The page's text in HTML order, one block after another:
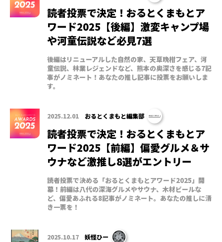
読者投票で決定！おるとくまもとア
ワード2025【後編】激変キャンプ場
や河童伝説など必見7選
後編はリニューアルした自然の家、天草晩柑フェア、河
童伝説、林業レジェンドなど、熊本の奥深さを感じる7記
事がノミネート！あなたの推し記事に投票をお願いしま
す。
2025.12.01 おるとくまもと編集部
読者投票で決定！おるとくまもとア
ワード2025【前編】偏愛グルメ＆サ
ウナなど激推し8選がエントリー
読者投票で決める「おるとくまもとアワード2025」開
幕！前編は八代の深海グルメやサウナ、木材ビールな
ど、偏愛あふれる8記事がノミネート。あなたの推しに清
き一票を！
2025.10.17 妖怪ひー